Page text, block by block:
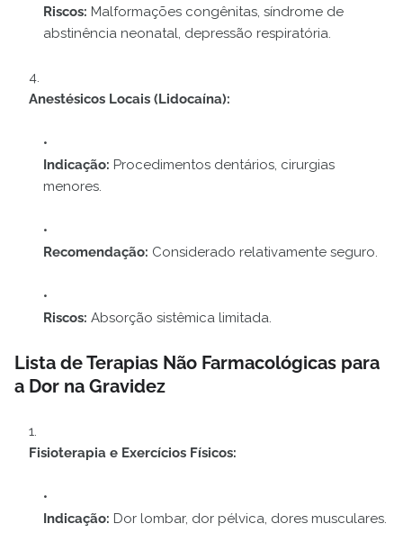
Riscos: Malformações congênitas, síndrome de
abstinência neonatal, depressão respiratória.
Anestésicos Locais (Lidocaína):
Indicação: Procedimentos dentários, cirurgias
menores.
Recomendação: Considerado relativamente seguro.
Riscos: Absorção sistêmica limitada.
Lista de Terapias Não Farmacológicas para
a Dor na Gravidez
Fisioterapia e Exercícios Físicos:
Indicação: Dor lombar, dor pélvica, dores musculares.